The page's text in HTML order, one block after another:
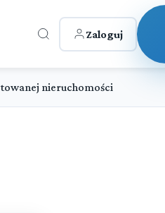
Zaloguj
nieruchomości